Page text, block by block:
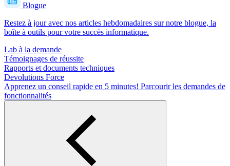
Blogue
Restez à jour avec nos articles hebdomadaires sur notre blogue, la
boîte à outils pour votre succès informatique.
Lab à la demande
Témoignages de réussite
Rapports et documents techniques
Devolutions Force
Apprenez un conseil rapide en 5 minutes! Parcourir les demandes de
fonctionnalités